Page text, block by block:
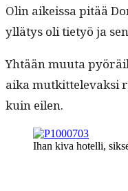
Olin aikeis­sa pitää
yllä­tys oli tietyö ja
Yhtään muu­ta
aika mutkit­tel­e­vak­si
kuin eilen.
Ihan kiva hotel­li,